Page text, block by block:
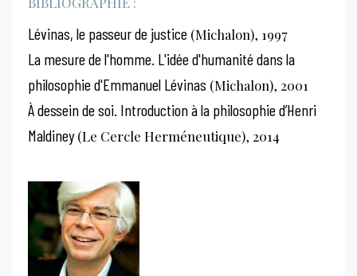
Lévinas, le passeur de justice (Michalon), 1997
La mesure de l'homme. L'idée d'humanité dans la
philosophie d'Emmanuel Lévinas (Michalon), 2001
À dessein de soi. Introduction à la philosophie d’Henri
Maldiney(Le Cercle Herméneutique), 2014